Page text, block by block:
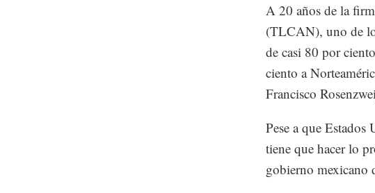
A 20 años de la
(TLCAN), uno de
de casi 80 por
ciento a
Francisco
Pese a que
tiene que hacer lo
gobierno mexicano